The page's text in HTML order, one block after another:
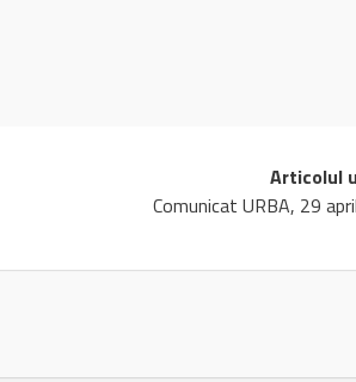
Articolul
Comunicat URBA, 29